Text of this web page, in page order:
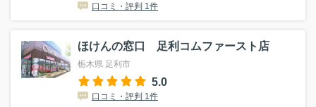
口コミ・評判 1件
ほけんの窓口 足利コムファースト店
栃木県 足利市
5.0
口コミ・評判 1件